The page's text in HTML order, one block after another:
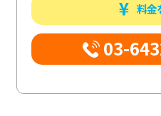
料金
03-